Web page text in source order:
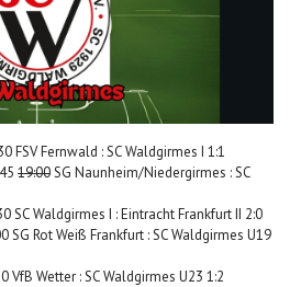
FSV Fernwald : SC Waldgirmes I 1:1
19:00SG Naunheim/Niedergirmes : SC
SC Waldgirmes I : Eintracht Frankfurt II 2:0
SG Rot Weiß Frankfurt : SC Waldgirmes U19
VfB Wetter : SC Waldgirmes U23 1:2